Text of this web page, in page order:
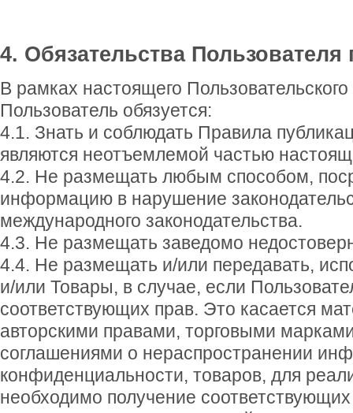
4. Обязательства Пользователя
В рамках настоящего
Пользователь обязуется:
4.1. Знать и соблюдать Правила
являются неотъемлемой частью
4.2. Не размещать любым способом,
информацию в нарушение
международного законодательства.
4.3. Не размещать заведомо
4.4. Не размещать и/или передавать,
и/или Товары, в случае, если
соответствующих прав. Это касается
авторскими правами, торговыми
соглашениями о нераспространении
конфиденциальности, товаров, для
необходимо получение